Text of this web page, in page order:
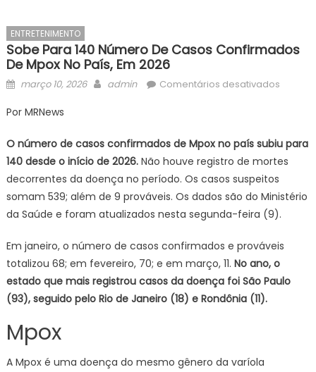
ENTRETENIMENTO
Sobe Para 140 Número De Casos Confirmados
De Mpox No País, Em 2026
Posted
março 10, 2026 Author
admin Comentários desativadosem
número
de
no
país,
em
Por MRNews
O número de casos confirmados de Mpox no país subiu para
140 desde o início de 2026. Não houve registro de mortes
decorrentes da doença no período. Os casos suspeitos
somam 539; além de 9 prováveis. Os dados são do Ministério
da Saúde e foram atualizados nesta segunda-feira (9).
Em janeiro, o número de casos confirmados e prováveis
totalizou 68; em fevereiro, 70; e em março, 11. No ano, o
estado que mais registrou casos da doença foi São Paulo
(93), seguido pelo Rio de Janeiro (18) e Rondônia (11).
Mpox
A Mpox é uma doença do mesmo gênero da varíola